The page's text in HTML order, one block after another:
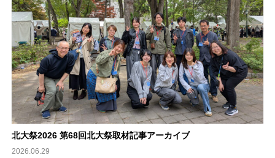
北大祭2026 第68回北大祭取材記事アーカイブ
2026.06.29